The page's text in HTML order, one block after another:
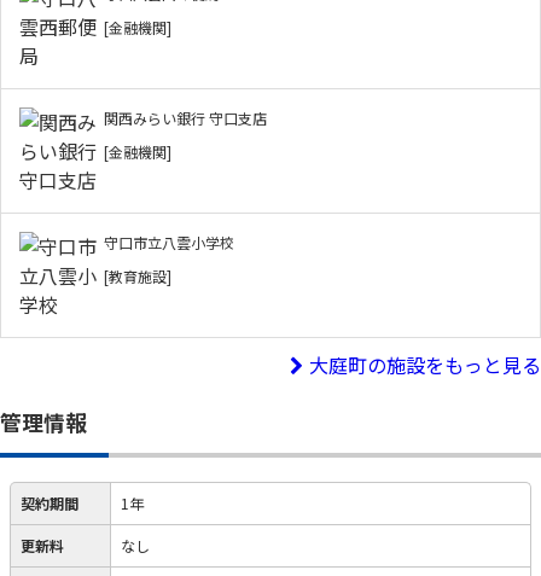
[金融機関]
関西みらい銀行 守口支店
[金融機関]
守口市立八雲小学校
[教育施設]
大庭町の施設をもっと見る
管理情報
契約期間 1年
更新料 なし